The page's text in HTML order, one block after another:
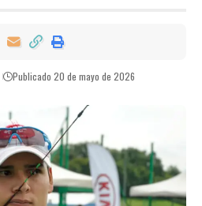
Publicado 20 de mayo de 2026